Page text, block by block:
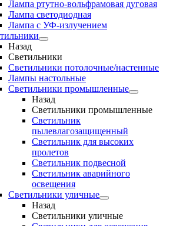
Лампа ртутно-вольфрамовая дуговая
Лампа светодиодная
Лампа с УФ-излучением
Назад
Светильники
Светильники потолочные/настенные
Лампы настольные
Светильники промышленные
Назад
Светильники промышленные
Светильник
пылевлагозащищенный
Светильник для высоких
пролетов
Светильник подвесной
Светильник аварийного
освещения
Светильники уличные
Назад
Светильники уличные